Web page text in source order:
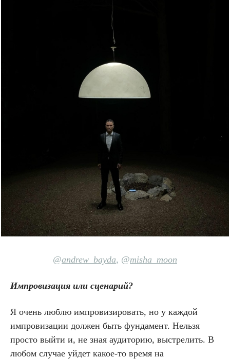
@andrew_bayda, @misha_moon
Импровизация или сценарий?
Я очень люблю импровизировать, но у каждой
импровизации должен быть фундамент. Нельзя
просто выйти и, не зная аудиторию, выстрелить. В
любом случае уйдет какое-то время на